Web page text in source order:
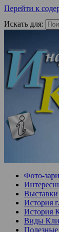
Перейти к
Искать для:
Фото-
Выставки
История
История
Виды